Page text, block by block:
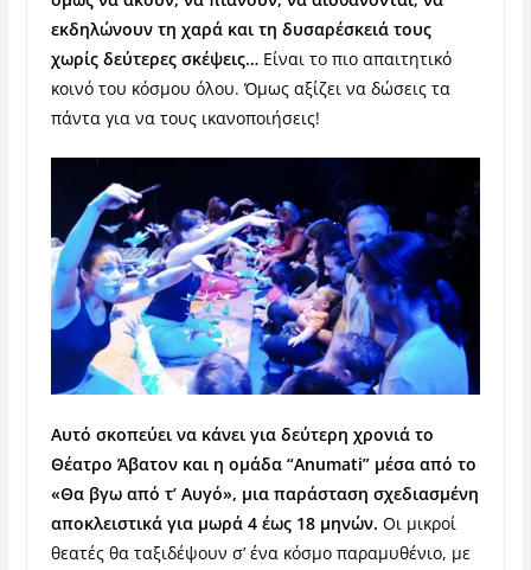
εκδηλώνουν τη χαρά και τη δυσαρέσκειά τους
χωρίς δεύτερες σκέψεις…Είναι το πιο απαιτητικό
κοινό του κόσμου όλου. Όμως αξίζει να δώσεις τα
πάντα για να τους ικανοποιήσεις!
Αυτό σκοπεύει να κάνει για δεύτερη χρονιά το
Θέατρο Άβατον και η ομάδα “Anumati” μέσα από το
«Θα βγω από τ’ Αυγό», μια παράσταση σχεδιασμένη
αποκλειστικά για μωρά 4 έως 18 μηνών. Οι μικροί
θεατές θα ταξιδέψουν σ’ ένα κόσμο παραμυθένιο, με